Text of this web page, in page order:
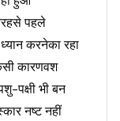
पहले
करनेका रहा
कारणवश
पक्षी भी बन
नष्ट नहीं